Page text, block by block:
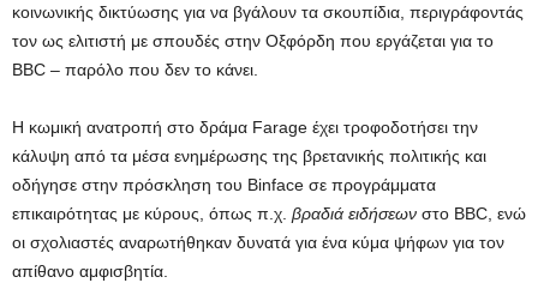
κοινωνικής δικτύωσης για να βγάλουν τα σκουπίδια, περιγράφοντάς
τον ως ελιτιστή με σπουδές στην Οξφόρδη που εργάζεται για το
BBC – παρόλο που δεν το κάνει.
Η κωμική ανατροπή στο δράμα Farage έχει τροφοδοτήσει την
κάλυψη από τα μέσα ενημέρωσης της βρετανικής πολιτικής και
οδήγησε στην πρόσκληση του Binface σε προγράμματα
επικαιρότητας με κύρους, όπως π.χ. βραδιά ειδήσεων στο BBC, ενώ
οι σχολιαστές αναρωτήθηκαν δυνατά για ένα κύμα ψήφων για τον
απίθανο αμφισβητία.